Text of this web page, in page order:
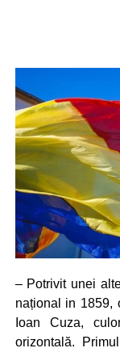
– Potrivit unei
național in 1859,
Ioan Cuza,
orizontală.